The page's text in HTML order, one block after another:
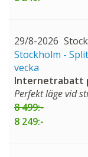
29/8-2026
Stockholm -
vecka
Internetrabatt
Perfekt läge vid
8 499:-
8 249:-